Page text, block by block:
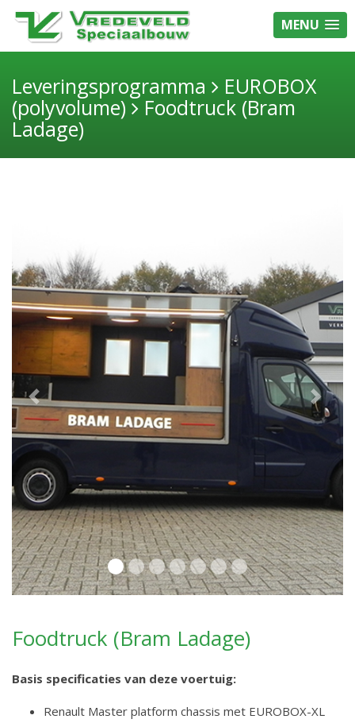
MENU
Leveringsprogramma EUROBOX
(polyvolume) Foodtruck (Bram
Ladage)
Previous Next
Foodtruck (Bram Ladage)
Basis specificaties van deze voertuig:
Renault Master platform chassis met EUROBOX-XL